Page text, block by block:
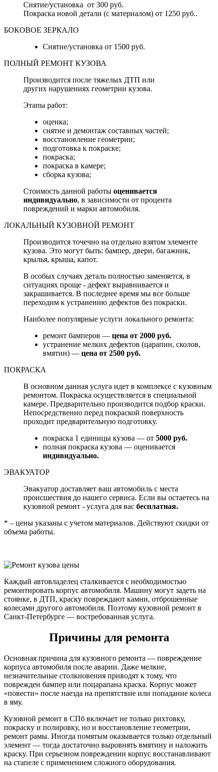
Снятие/установка от 300 руб.
Покраска новой детали (с материалом) от 1250 руб..
БОКОВОЕ ЗЕРКАЛО
Снятие/установка от 1500 руб.
ПОЛНЫЙ РЕМОНТ КУЗОВА
Производится после тяжелых ДТП или
других нарушениях геометрии кузова.
Этапы работ:
оценка;
снятие и демонтаж составных частей;
восстановление геометрии;
подготовка к покраске;
покраска;
покраска в камере;
сборка кузова;
Стоимость данной работы оценивается
индивидуально, в зависимости от процента
повреждений и марки автомобиля.
ЛОКАЛЬНЫЙ КУЗОВНОЙ РЕМОНТ
Производится точечно на отдельно взятом элементе
кузова. Это могут быть: бампер, двери, багажник,
крылья, крыша, капот.
В особых случаях деталь полностью заменяется, в
ситуациях проще - дефект выравнивается и
закрашивается. В последнее время мы все больше
переходим к устранению дефектов без покраски.
Наиболее популярные услуги локального ремонта:
ремонт бамперов — цена от 2000 руб.
устранение мелких дефектов (царапин, сколов,
вмятин) — цена от 2500 руб.
ПОКРАСКА
В основном данная услуга идет в комплексе с кузовным
ремонтом. Покраска осуществляется в специальной
камере. Предварительно производится подбор краски.
Непосредственно перед покраской поверхность
проходит предварительную подготовку.
покраска 1 единицы кузова — от 5000 руб.
полная покраска кузова — оценивается
индивидуально.
ЭВАКУАТОР
Эвакуатор доставляет ваш автомобиль с места
происшествия до нашего сервиса. Если вы остаетесь на
кузовной ремонт - услуга для вас бесплатная.
* – цены указаны с учетом материалов. Действуют скидки от
объема работы.
Каждый автовладелец сталкивается с необходимостью
ремонтировать корпус автомобиля. Машину могут задеть на
стоянке, в ДТП, краску повреждают камни, отброшенные
колесами другого автомобиля. Поэтому кузовной ремонт в
Санкт-Петербурге — востребованная услуга.
Причины для ремонта
Основная причина для кузовного ремонта — повреждение
корпуса автомобиля после аварии. Даже мелкие,
незначительные столкновения приводят к тому, что
поврежден бампер или поцарапана краска. Корпус может
«повести» после наезда на препятствие или попадание колеса
в яму.
Кузовной ремонт в СПб включает не только рихтовку,
покраску и полировку, но и восстановление геометрии,
ремонт рамы. Иногда помятым оказывается только отдельный
элемент — тогда достаточно выровнять вмятину и наложить
краску. При серьезном повреждении корпус восстанавливают
на стапеле с применением сложного оборудования.